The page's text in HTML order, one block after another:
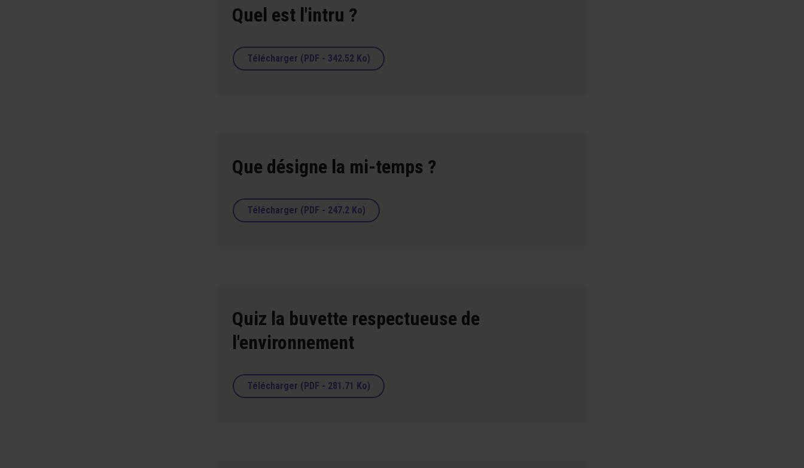
Quel est l'intru ?
Télécharger (PDF - 342.52 Ko)
Que désigne la mi-temps ?
Télécharger (PDF - 247.2 Ko)
Quiz la buvette respectueuse de
l'environnement
Télécharger (PDF - 281.71 Ko)